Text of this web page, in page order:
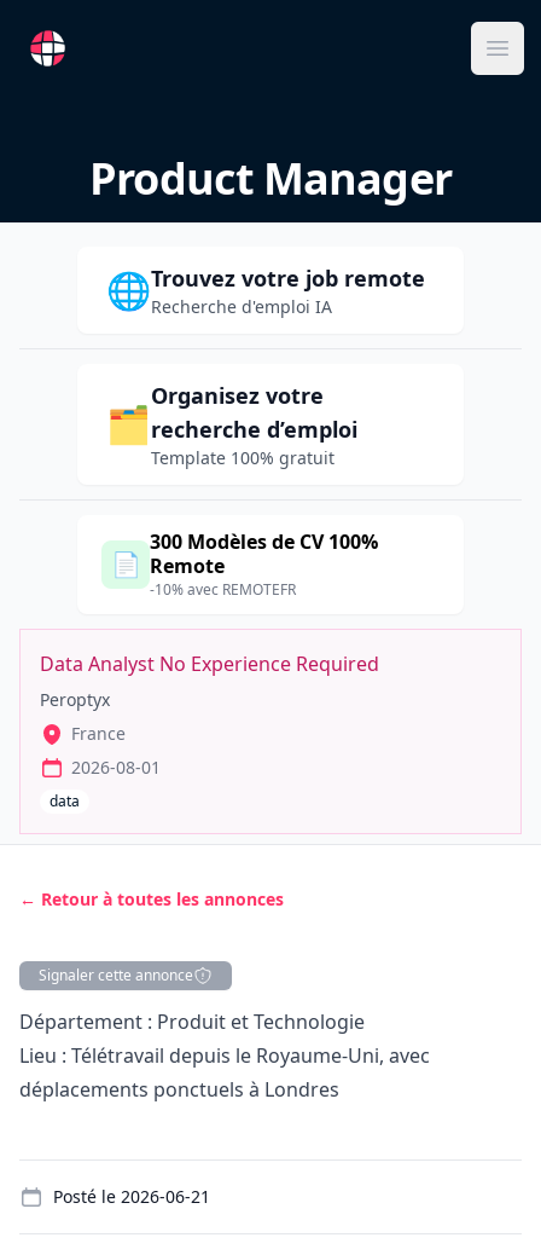
RemoteFR
Product Manager
🌐Trouvez votre job remote
Recherche d'emploi IA
🗂️
Organisez votre
recherche d’emploi
Template 100% gratuit
📄
300 Modèles de CV 100%
Remote
-10% avec REMOTEFR
Data Analyst No Experience Required
Peroptyx
France
2026-08-01
data
← Retour à toutes les annonces
Signaler cette annonce
Description
Département : Produit et Technologie
Lieu : Télétravail depuis le Royaume-Uni, avec
déplacements ponctuels à Londres
Posté le 2026-06-21